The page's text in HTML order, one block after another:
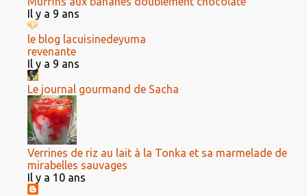
Il y a 9 ans
le blog lacuisinedeyuma
revenante
Il y a 9 ans
Le journal gourmand de Sacha
Verrines de riz au lait à la Tonka et sa marmelade de
mirabelles sauvages
Il y a 10 ans